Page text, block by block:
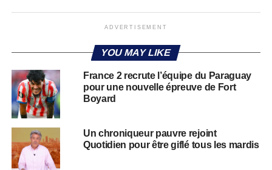
ADVERTISEMENT
YOU MAY LIKE
France 2 recrute l’équipe du Paraguay
pour une nouvelle épreuve de Fort
Boyard
Un chroniqueur pauvre rejoint
Quotidien pour être giflé tous les mardis